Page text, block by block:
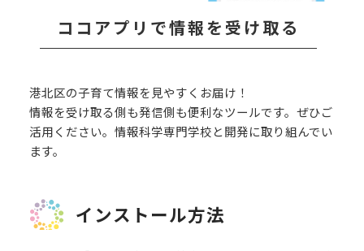
ココアプリで情報を受け取る
港北区の子育て情報を見やすくお届け！
情報を受け取る側も発信側も便利なツールです。ぜひご
活用ください。情報科学専門学校と開発に取り組んでい
ます。
インストール方法